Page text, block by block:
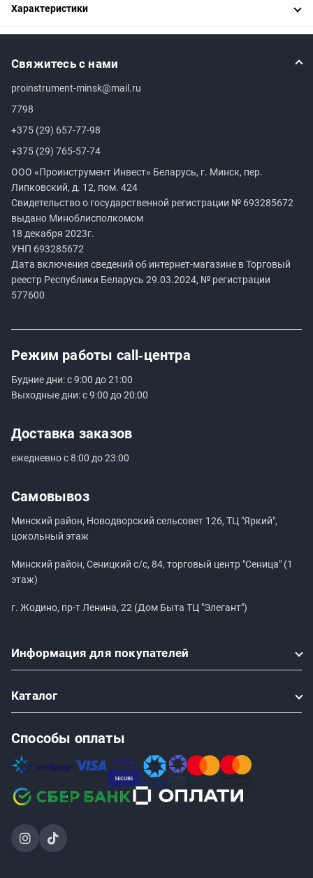
Характеристики
Свяжитесь с нами
proinstrument-minsk@mail.ru
7798
+375 (29) 657-77-98
+375 (29) 765-57-74
ООО «Проинструмент Инвест» Беларусь, г. Минск, пер.
Липковский, д. 12, пом. 424
Свидетельство о государственной регистрации № 693285672
выдано Миноблисполкомом
18 декабря 2023г.
УНП 693285672
Дата включения сведений об интернет-магазине в Торговый
реестр Республики Беларусь 29.03.2024, № регистрации
577600
Режим работы call‑центра
Будние дни: с 9:00 до 21:00
Выходные дни: с 9:00 до 20:00
Доставка заказов
ежедневно с 8:00 до 23:00
Самовывоз
Минский район, Новодворский сельсовет 126, ТЦ "Яркий",
цокольный этаж
Минский район, Сеницкий с/с, 84, торговый центр "Сеница" (1
этаж)
г. Жодино, пр-т Ленина, 22 (Дом Быта ТЦ "Элегант")
Информация для покупателей
Каталог
Способы оплаты